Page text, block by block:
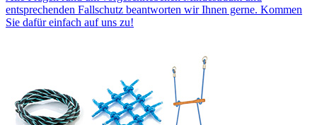
entsprechenden Fallschutz beantworten wir Ihnen gerne. Kommen
Sie dafür einfach auf uns zu!